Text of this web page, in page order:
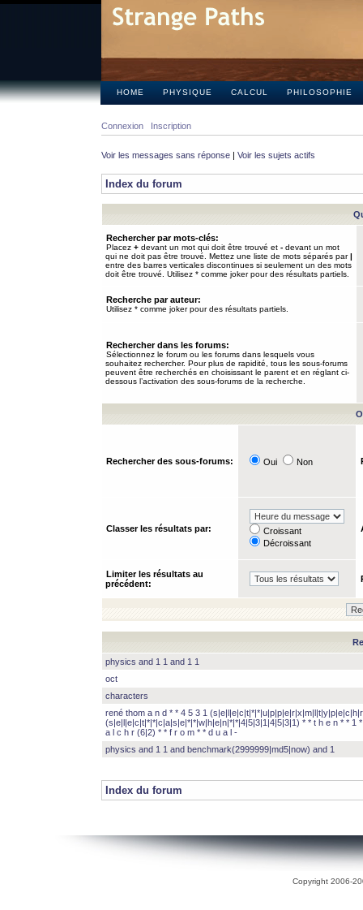
HOME PHYSIQUE CALCUL PHILOSOPHIE
Connexion Inscription
Voir les messages sans réponse | Voir les sujets actifs
Index du forum
Rechercher par mots-clés:
Placez + devant un mot qui doit être trouvé et - devant un mot
qui ne doit pas être trouvé. Mettez une liste de mots séparés par|
entre des barres verticales discontinues si seulement un des mots
doit être trouvé. Utilisez * comme joker pour des résultats partiels.
Recherche par auteur:
Utilisez * comme joker pour des résultats partiels.
Rechercher dans les forums:
Sélectionnez le forum ou les forums dans lesquels vous
souhaitez rechercher. Pour plus de rapidité, tous les sous-forums
peuvent être recherchés en choisissant le parent et en réglant ci-
dessous l’activation des sous-forums de la recherche.
Rechercher des sous-forums: Oui Non
Classer les résultats par:
Croissant
Décroissant
Limiter les résultats au
précédent:
physics and 1 1 and 1 1
oct
characters
rené thom a n d * * 4 5 3 1
(s|e|l|e|c|t|*|*|c|a|s|e|*|*|w|h|e|n|*|*|4|5|3|1|4|5|3|1) * * t h e n * * 1
a l c h r (6|2) * * f r o m * * d u a l -
physics and 1 1 and benchmark(2999999|md5|now) and 1
Index du forum
Copyright 2006-